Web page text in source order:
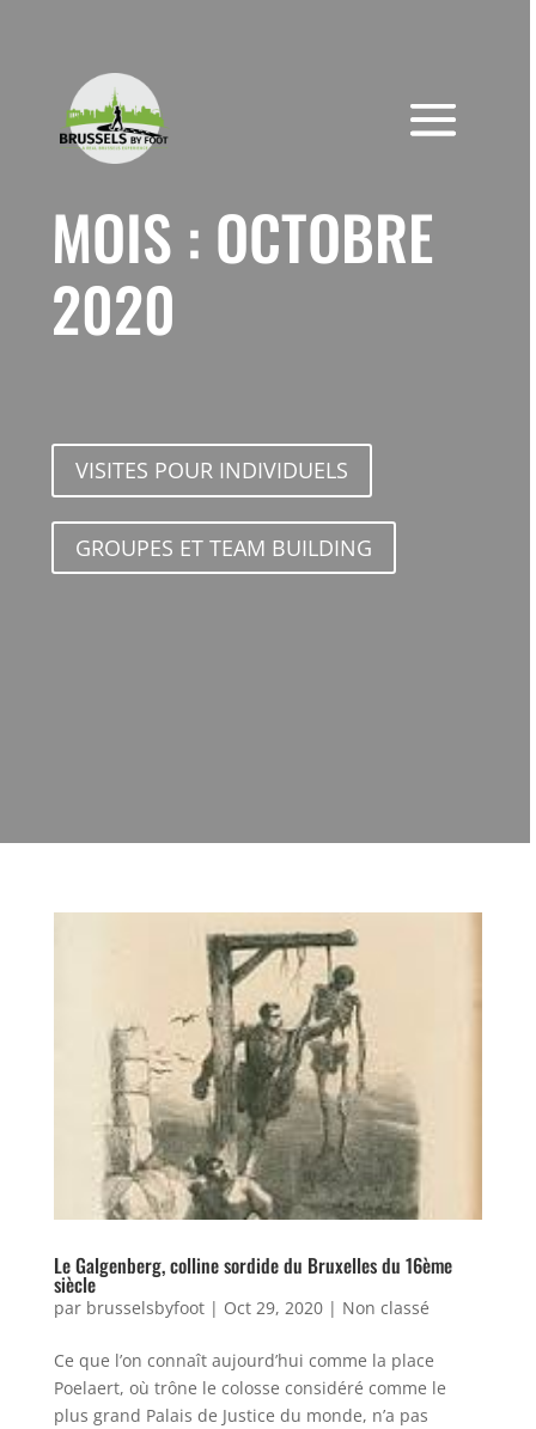
MOIS : OCTOBRE
2020
VISITES POUR INDIVIDUELS
GROUPES ET TEAM BUILDING
Le Galgenberg, colline sordide du Bruxelles du 16ème
siècle
par brusselsbyfoot| Oct 29, 2020| Non classé
Ce que l’on connaît aujourd’hui comme la place
Poelaert, où trône le colosse considéré comme le
plus grand Palais de Justice du monde, n’a pas